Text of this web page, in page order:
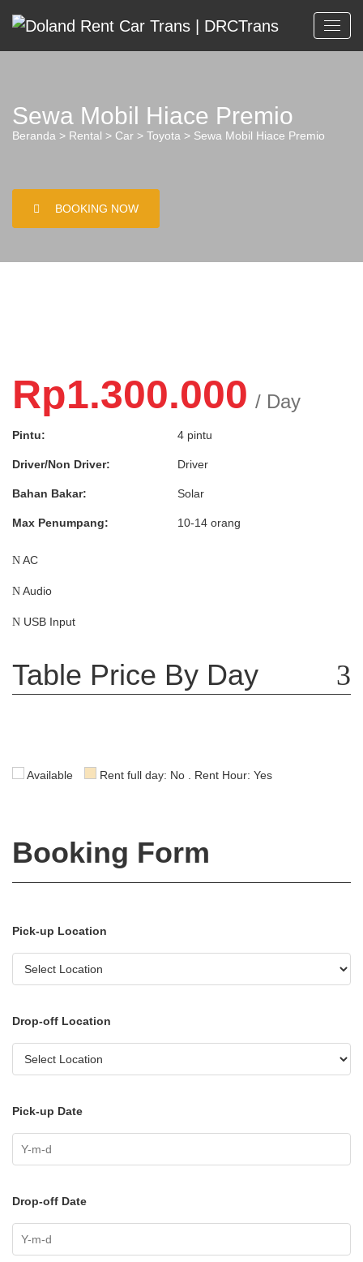
Sewa Mobil Hiace Premio
Beranda > Rental > Car > Toyota > Sewa Mobil Hiace Premio
BOOKING NOW
Rp1.300.000 / Day
Pintu: 4 pintu
Driver/Non Driver: Driver
Bahan Bakar: Solar
Max Penumpang: 10-14 orang
AC
Audio
USB Input
Table Price By Day
Available Rent full day: No . Rent Hour: Yes
Booking Form
Pick-up Location
Drop-off Location
Pick-up Date
Drop-off Date